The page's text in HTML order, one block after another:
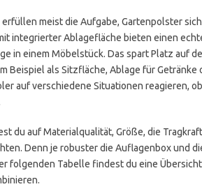
meist die Aufgabe, Gartenpolster
integrierter Ablagefläche bieten einen
in einem Möbelstück. Das spart Platz auf
Beispiel als Sitzfläche, Ablage für
auf verschiedene Situationen reagieren,
du auf Materialqualität, Größe, die
Denn je robuster die Auflagenbox und
folgenden Tabelle findest du eine